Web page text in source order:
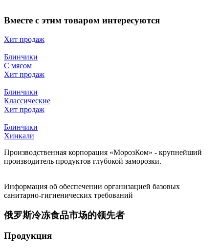
Вместе с этим товаром интересуются
Хит продаж
Блинчики
С мясом
Хит продаж
Блинчики
Классические
Хит продаж
Блинчики
Хинкали
Производственная корпорация «МорозКом» - крупнейший
производитель продуктов глубокой заморозки.
Информация об обеспечении организацией базовых
санитарно-гигиенических требований
俄罗斯冷冻食品市场的领先者
Продукция